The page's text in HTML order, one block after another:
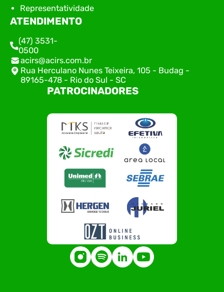
Representatividade
ATENDIMENTO
(47) 3531-
0500
acirs@acirs.com.br
Rua Herculano Nunes Teixeira, 105 - Budag -
89165-478 - Rio do Sul - SC
PATROCINADORES